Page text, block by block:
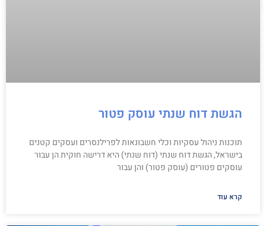
הגשת דוח שנתי עוסק פטור
תוכנות ניהול עסקיות וכלי חשבונאות לפרילנסרים ועסקים קטנים
בישראל, הגשת דוח שנתי (דוח שנתי) היא דרישה חוקית הן עבור
עוסקים פטורים (עוסק פטור) והן עבור
קרא עוד